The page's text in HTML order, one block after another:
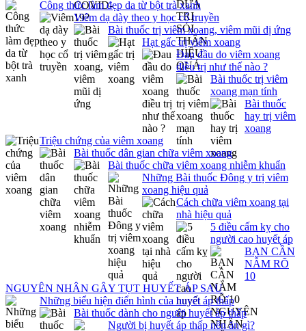
Công thức làm đẹp da từ bột trà xanh
Viêm dạ dày theo y học cổ truyền
Bài thuốc trị viêm xoang, viêm mũi dị ứng
Hạt gấc trị viêm xoang
Đau đầu do viêm xoang
điều trị như thế nào ?
Bài thuốc trị viêm
xoang mạn tính
Bài thuốc
hay trị viêm
xoang
Triệu chứng của viêm xoang
Bài thuốc dân gian chữa viêm xoang
Bài thuốc chữa viêm xoang nhiễm khuẩn
Những Bài thuốc Đông y trị viêm
xoang hiệu quả
Cách chữa viêm xoang tại
nhà hiệu quả
5 điều cấm kỵ cho
người cao huyết áp
BẠN CẦN
NẮM RÕ
10
NGUYÊN NHÂN GÂY TỤT HUYẾT ÁP SAU
Những biểu hiện điển hình của huyết áp thấp
Bài thuốc dành cho người huyết áp thấp
Người bị huyết áp thấp nên ăn gì?